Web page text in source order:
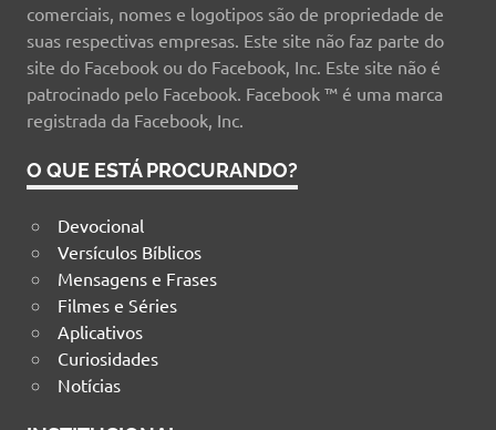
comerciais, nomes e logotipos são de propriedade de
suas respectivas empresas. Este site não faz parte do
site do Facebook ou do Facebook, Inc. Este site não é
patrocinado pelo Facebook. Facebook ™ é uma marca
registrada da Facebook, Inc.
O QUE ESTÁ PROCURANDO?
Devocional
Versículos Bíblicos
Mensagens e Frases
Filmes e Séries
Aplicativos
Curiosidades
Notícias